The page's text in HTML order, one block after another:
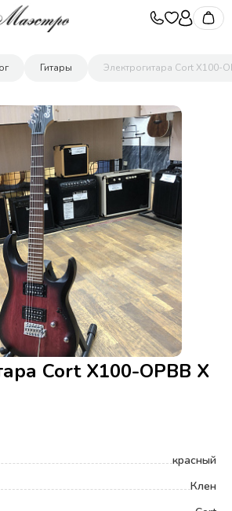
Гитары Электрогитара Cort X100-
Cort X100-OPBB X
красный
Клен